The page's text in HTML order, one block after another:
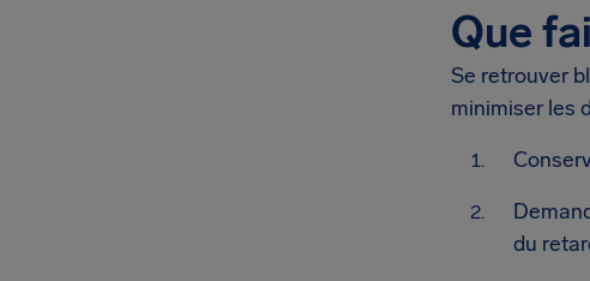
Que
Se retrouver
minimiser les
du